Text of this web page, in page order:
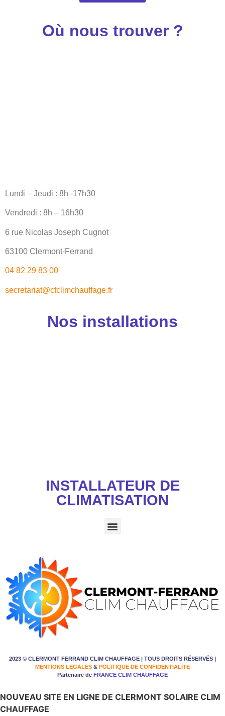
Où nous trouver ?
Lundi – Jeudi : 8h -17h30
Vendredi : 8h – 16h30
6 rue Nicolas Joseph Cugnot
63100 Clermont-Ferrand
04 82 29 83 00
secretariat@cfclimchauffage.fr
Nos installations
INSTALLATEUR DE
CLIMATISATION
2023 © CLERMONT FERRAND CLIM CHAUFFAGE | TOUS DROITS RÉSERVÉS |
MENTIONS LEGALES & POLITIQUE DE CONFIDENTIALITE
Partenaire de FRANCE CLIM CHAUFFAGE
NOUVEAU SITE EN LIGNE DE CLERMONT SOLAIRE CLIM
CHAUFFAGE